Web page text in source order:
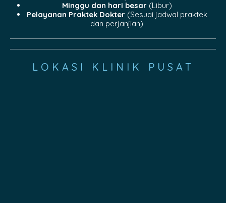
Minggu dan hari besar(Libur)
Pelayanan Praktek Dokter(Sesuai jadwal praktek
dan perjanjian)
LOKASI KLINIK PUSAT